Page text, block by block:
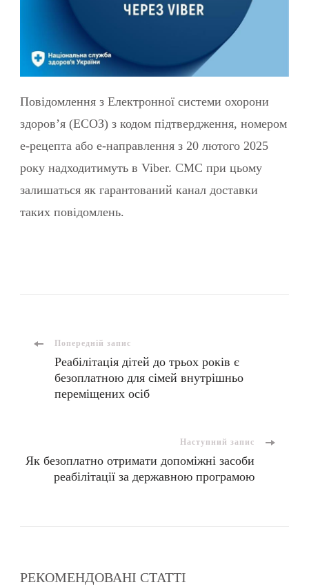
Повідомлення з Електронної системи охорони
здоровʼя (ЕСОЗ) з кодом підтвердження, номером
е-рецепта або е-направлення з 20 лютого 2025
року надходитимуть в Viber. СМС при цьому
залишаться як гарантований канал доставки
таких повідомлень.
Попередній запис
Реабілітація дітей до трьох років є
безоплатною для сімей внутрішньо
переміщених осіб
Наступний запис
Як безоплатно отримати допоміжні засоби
реабілітації за державною програмою
РЕКОМЕНДОВАНІ СТАТТІ